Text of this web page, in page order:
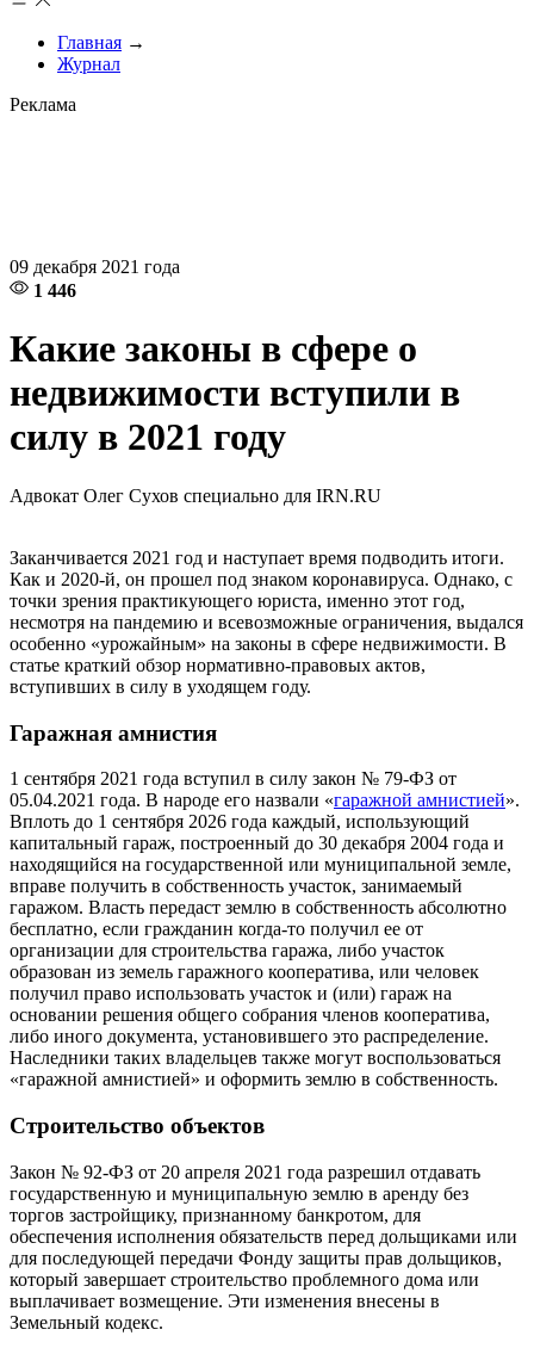
Главная →
Журнал
Реклама
09 декабря 2021 года
1 446
Какие законы в сфере о
недвижимости вступили в
силу в 2021 году
Адвокат Олег Сухов специально для IRN.RU
Заканчивается 2021 год и наступает время подводить итоги.
Как и 2020-й, он прошел под знаком коронавируса. Однако, с
точки зрения практикующего юриста, именно этот год,
несмотря на пандемию и всевозможные ограничения, выдался
особенно «урожайным» на законы в сфере недвижимости. В
статье краткий обзор нормативно-правовых актов,
вступивших в силу в уходящем году.
Гаражная амнистия
1 сентября 2021 года вступил в силу закон № 79-ФЗ от
05.04.2021 года. В народе его назвали «гаражной амнистией».
Вплоть до 1 сентября 2026 года каждый, использующий
капитальный гараж, построенный до 30 декабря 2004 года и
находящийся на государственной или муниципальной земле,
вправе получить в собственность участок, занимаемый
гаражом. Власть передаст землю в собственность абсолютно
бесплатно, если гражданин когда-то получил ее от
организации для строительства гаража, либо участок
образован из земель гаражного кооператива, или человек
получил право использовать участок и (или) гараж на
основании решения общего собрания членов кооператива,
либо иного документа, установившего это распределение.
Наследники таких владельцев также могут воспользоваться
«гаражной амнистией» и оформить землю в собственность.
Строительство объектов
Закон № 92-ФЗ от 20 апреля 2021 года разрешил отдавать
государственную и муниципальную землю в аренду без
торгов застройщику, признанному банкротом, для
обеспечения исполнения обязательств перед дольщиками или
для последующей передачи Фонду защиты прав дольщиков,
который завершает строительство проблемного дома или
выплачивает возмещение. Эти изменения внесены в
Земельный кодекс.